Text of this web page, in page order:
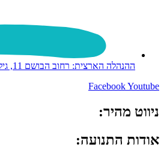
ההנהלה הארצית: רחוב הבושם 11, גילה ירושלים
FacebookYoutube
ניווט מהיר:
אודות התנועה: